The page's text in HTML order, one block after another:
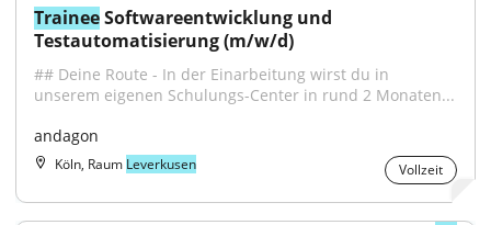
Trainee Softwareentwicklung und
Testautomatisierung (m/w/d)
## Deine Route - In der Einarbeitung wirst du in
unserem eigenen Schulungs-Center in rund 2 Monaten...
andagon
Köln, Raum Leverkusen Vollzeit